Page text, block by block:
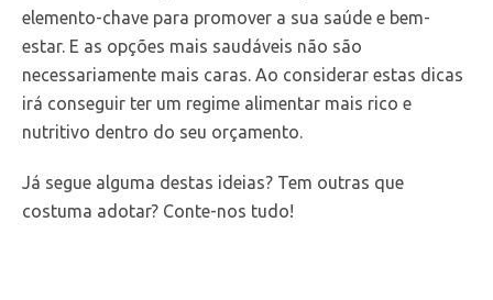
elemento-chave para promover a sua saúde e bem-
estar. E as opções mais saudáveis não são
necessariamente mais caras. Ao considerar estas dicas
irá conseguir ter um regime alimentar mais rico e
nutritivo dentro do seu orçamento.
Já segue alguma destas ideias? Tem outras que
costuma adotar? Conte-nos tudo!